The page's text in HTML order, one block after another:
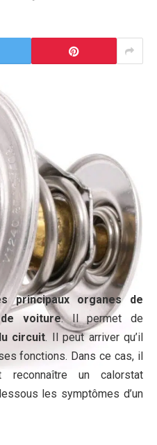
principaux organes de
voiture. Il permet de
circuit. Il peut arriver qu’il
fonctions. Dans ce cas, il
reconnaître un calorstat
les symptômes d’un